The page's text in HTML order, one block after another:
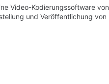
Video-Kodierungssoftware
und Veröffentlichung